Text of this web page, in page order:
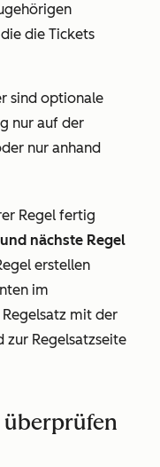
die Tickets
sind optionale
nur auf der
nur anhand
Regel fertig
nächste Regel
erstellen
im
mit der
zur Regelsatzseite
überprüfen